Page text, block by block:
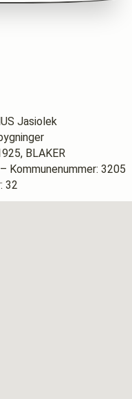
Jasiolek
BLAKER
Kommunenummer: 3205
32